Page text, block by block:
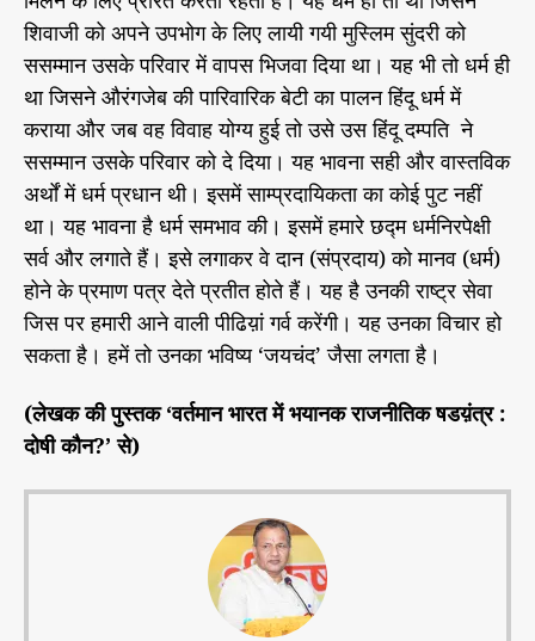
शिवाजी को अपने उपभोग के लिए लायी गयी मुस्लिम सुंदरी को
ससम्मान उसके परिवार में वापस भिजवा दिया था। यह भी तो धर्म ही
था जिसने औरंगजेब की पारिवारिक बेटी का पालन हिंदू धर्म में
कराया और जब वह विवाह योग्य हुई तो उसे उस हिंदू दम्पति ने
ससम्मान उसके परिवार को दे दिया। यह भावना सही और वास्तविक
अर्थों में धर्म प्रधान थी। इसमें साम्प्रदायिकता का कोई पुट नहीं
था। यह भावना है धर्म समभाव की। इसमें हमारे छद्म धर्मनिरपेक्षी
सर्व और लगाते हैं। इसे लगाकर वे दान (संप्रदाय) को मानव (धर्म)
होने के प्रमाण पत्र देते प्रतीत होते हैं। यह है उनकी राष्ट्र सेवा
जिस पर हमारी आने वाली पीढिय़ां गर्व करेंगी। यह उनका विचार हो
सकता है। हमें तो उनका भविष्य ‘जयचंद’ जैसा लगता है।
(लेखक की पुस्तक ‘वर्तमान भारत में भयानक राजनीतिक षडय़ंत्र :
दोषी कौन?’ से)